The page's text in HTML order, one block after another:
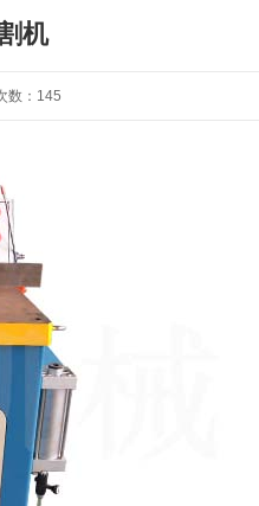
机
数： 145